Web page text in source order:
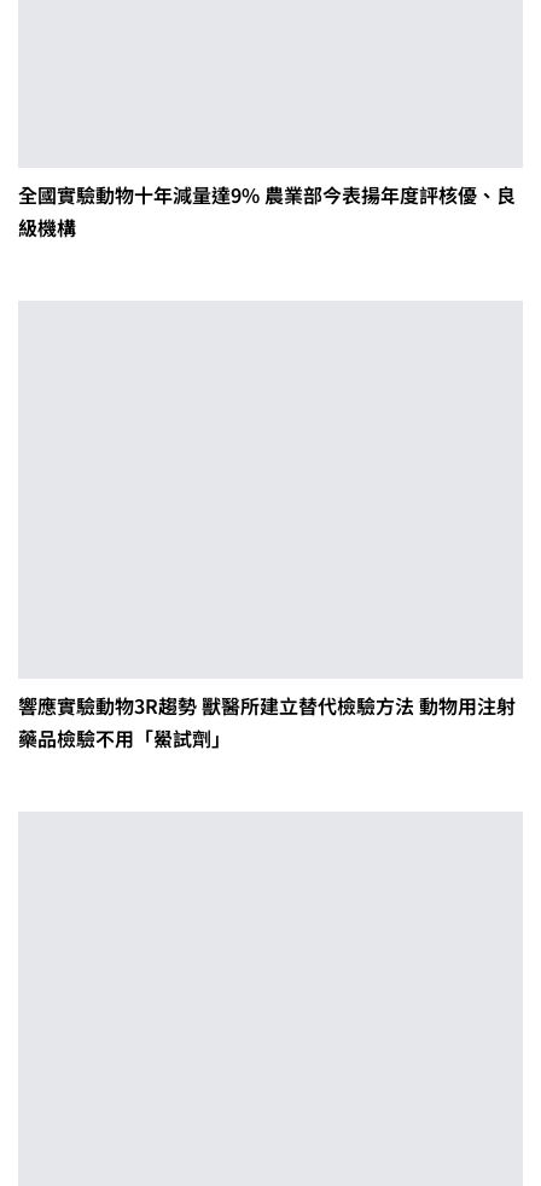
全國實驗動物十年減量達9% 農業部今表揚年度評核優、良
級機構
響應實驗動物3R趨勢 獸醫所建立替代檢驗方法 動物用注射
藥品檢驗不用「鱟試劑」